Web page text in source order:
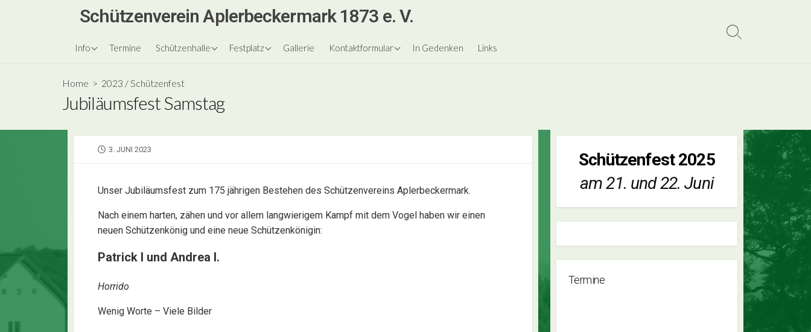
Schützenverein Aplerbeckermark 1873 e. V.
Info
über unsTermine Schützenhalle
Vereinsheim Festplatz
unsere Königspaare
Gallerie Kontaktformular
Gästebuch In Gedenken Links
Search
Home > 2023 /Schützenfest
Jubiläumsfest Samstag
PUBLISHED
3. JUNI 2023
Unser Jubiläumsfest zum 175 jährigen Bestehen des Schützenvereins Aplerbeckermark.
Nach einem harten, zähen und vor allem langwierigem Kampf mit dem Vogel haben wir einen
neuen Schützenkönig und eine neue Schützenkönigin:
Patrick I und Andrea I.
Horrido
Wenig Worte – Viele Bilder
Schützenfest 2025
am 21. und 22. Juni
Termine